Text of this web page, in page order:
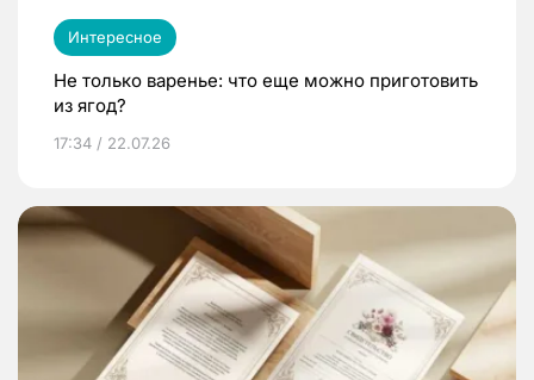
Интересное
Не только варенье: что еще можно приготовить
из ягод?
17:34 / 22.07.26